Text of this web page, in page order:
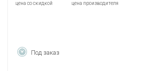
цена со скидкой цена производителя
Под заказ